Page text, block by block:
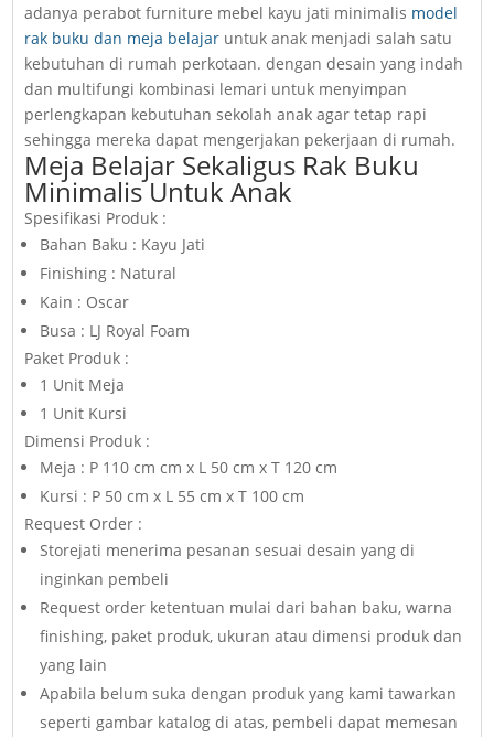
adanya perabot furniture mebel kayu jati minimalis model
rak buku dan meja belajar untuk anak menjadi salah satu
kebutuhan di rumah perkotaan. dengan desain yang indah
dan multifungi kombinasi lemari untuk menyimpan
perlengkapan kebutuhan sekolah anak agar tetap rapi
sehingga mereka dapat mengerjakan pekerjaan di rumah.
Meja Belajar Sekaligus Rak Buku
Minimalis Untuk Anak
Spesifikasi Produk :
Bahan Baku : Kayu Jati
Finishing : Natural
Kain : Oscar
Busa : LJ Royal Foam
Paket Produk :
1 Unit Meja
1 Unit Kursi
Dimensi Produk :
Meja : P 110 cm cm x L 50 cm x T 120 cm
Kursi : P 50 cm x L 55 cm x T 100 cm
Request Order :
Storejati menerima pesanan sesuai desain yang di
inginkan pembeli
Request order ketentuan mulai dari bahan baku, warna
finishing, paket produk, ukuran atau dimensi produk dan
yang lain
Apabila belum suka dengan produk yang kami tawarkan
seperti gambar katalog di atas, pembeli dapat memesan